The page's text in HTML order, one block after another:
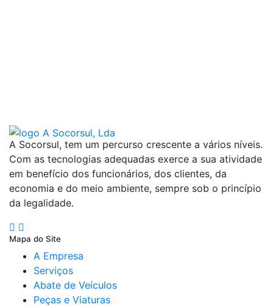
A Socorsul, tem um percurso crescente a vários níveis.
Com as tecnologias adequadas exerce a sua atividade
em benefício dos funcionários, dos clientes, da
economia e do meio ambiente, sempre sob o princípio
da legalidade.
Mapa do Site
A Empresa
Serviços
Abate de Veículos
Peças e Viaturas